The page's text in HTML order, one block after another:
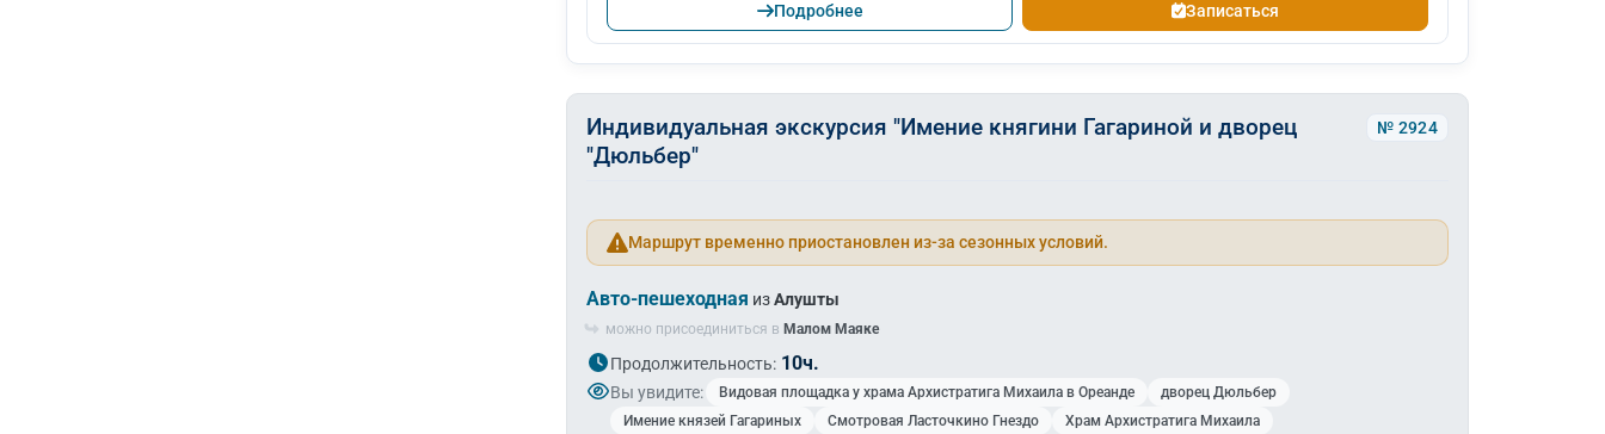
Подробнее Записаться
Индивидуальная экскурсия "Имение княгини Гагариной и дворец
"Дюльбер"
№ 2924
Маршрут временно приостановлен из-за сезонных условий.
Авто-пешеходная изАлушты
можно присоединиться в Малом Маяке
Продолжительность: 10ч.
Вы увидите: Видовая площадка у храма Архистратига Михаила в Ореанде
дворец Дюльбер
Имение князей Гагариных
Смотровая Ласточкино Гнездо Храм Архистратига Михаила